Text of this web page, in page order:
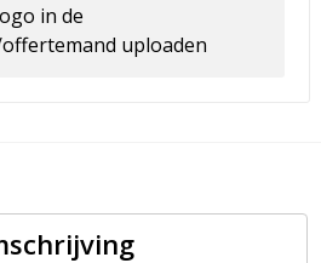
in de
uploaden